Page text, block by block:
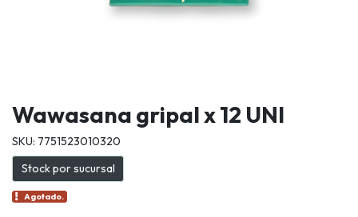
Wawasana gripal x 12 UNI
SKU: 7751523010320
Stock por sucursal
Agotado.